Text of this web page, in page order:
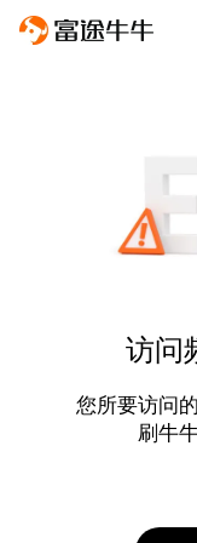
访问
您所要访问
刷牛